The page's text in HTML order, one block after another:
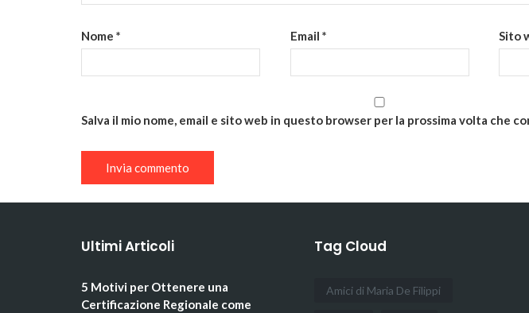
Nome * Email * Sito
Salva il mio nome, email e sito web in questo browser per la prossima volta che
Ultimi Articoli
5 Motivi per Ottenere una
Certificazione Regionale come
Tag Cloud
Amici di Maria De Filippi